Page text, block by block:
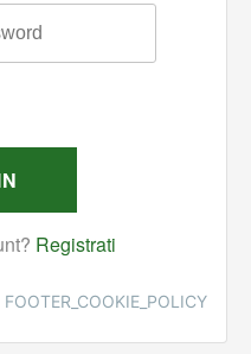
FOOTER_COOKIE_POLICY